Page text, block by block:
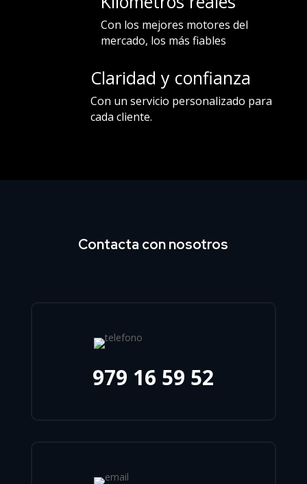
Con los mejores motores del
mercado, los más fiables
Claridad y confianza
Con un servicio personalizado para
cada cliente.
Contacta con nosotros
979 16 59 52